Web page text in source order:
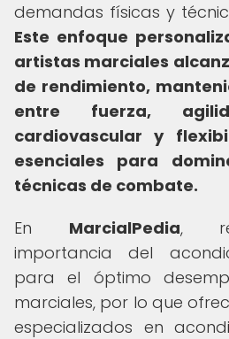
demandas físicas y
Este enfoque
artistas marciales
de rendimiento,
entre fuerza,
cardiovascular y
esenciales para
técnicas de combate.
En MarcialPedia,
importancia del
para el óptimo
marciales, por lo que
especializados en